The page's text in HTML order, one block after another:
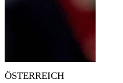
ÖSTERREICH